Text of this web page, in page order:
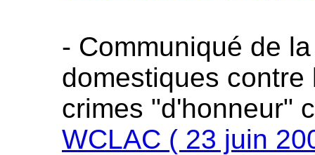
- Communiqué de
domestiques
crimes "d'honneur"
WCLAC ( 23 juin